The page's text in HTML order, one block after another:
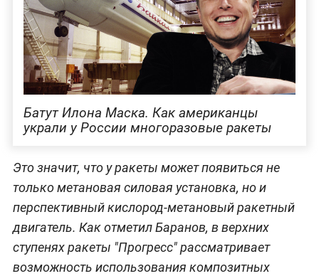
Батут Илона Маска. Как американцы
украли у России многоразовые ракеты
Это значит, что у ракеты может появиться не
только метановая силовая установка, но и
перспективный кислород-метановый ракетный
двигатель. Как отметил Баранов, в верхних
ступенях ракеты "Прогресс" рассматривает
возможность использования композитных